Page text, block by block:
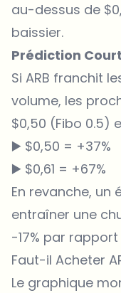
au-dessus de
baissier.
Prédiction
Si ARB franchit
volume, les
$0,50 (Fibo 0.5)
▶️ $0,50 = +37%
▶️ $0,61 = +67%
En revanche, un
entraîner une
-17% par
Faut-il Acheter
Le graphique